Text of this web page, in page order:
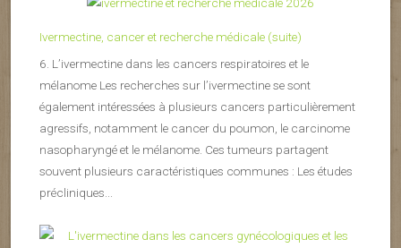
Ivermectine, cancer et recherche médicale (suite)
6. L’ivermectine dans les cancers respiratoires et le
mélanome Les recherches sur l’ivermectine se sont
également intéressées à plusieurs cancers particulièrement
agressifs, notamment le cancer du poumon, le carcinome
nasopharyngé et le mélanome. Ces tumeurs partagent
souvent plusieurs caractéristiques communes : Les études
précliniques...